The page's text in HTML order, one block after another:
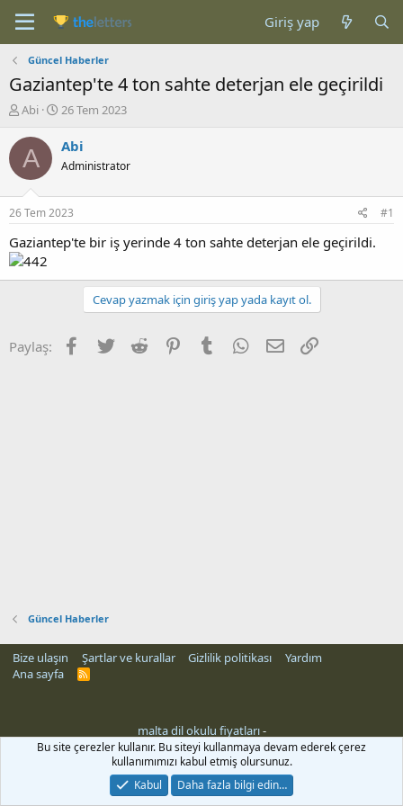
Giriş yap
Güncel Haberler
Gaziantep'te 4 ton sahte deterjan ele geçirildi
K
n
b
u
u
b
a
ş
l
Abi
B
ş
a
g
ı
ç
t
26 Tem 2023
A Abi
Administrator
26 Tem 2023 #1
Gaziantep'te bir iş yerinde 4 ton sahte deterjan ele geçirildi.
Cevap yazmak için giriş yap yada kayıt ol.
Paylaş: Facebook
Twitter Reddit PinterestTumblr WhatsApp
E-posta
Güncel Haberler
Bize ulaşın Şartlar ve kurallar Gizlilik politikası
Yardım
Ana sayfa
R
malta dil okulu fiyatları-
Bu site çerezler kullanır. Bu siteyi kullanmaya devam ederek çerez
kullanımımızı kabul etmiş olursunuz.
Kabul
Daha fazla bilgi edin…